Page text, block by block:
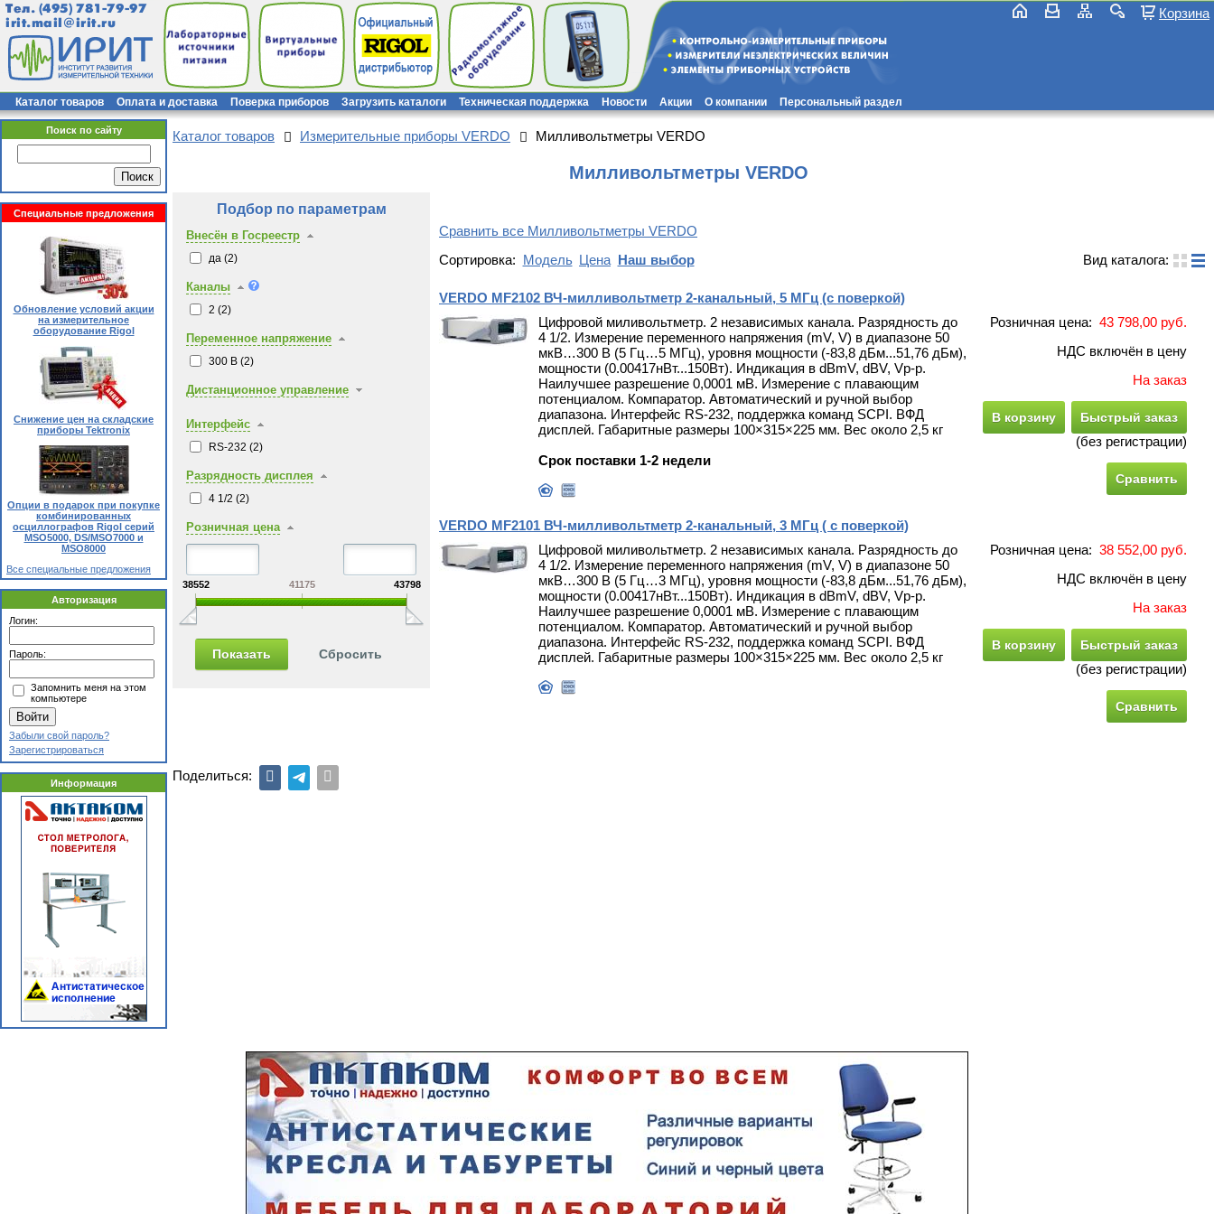
Тел. (495) 781-79-97
irit.mail@irit.ru
Корзина
Каталог товаров Оплата и доставка Поверка приборов Загрузить каталоги Техническая поддержка Новости Акции О компании Персональный раздел
Поиск по сайту
Специальные предложения
Обновление условий акции
на измерительное
оборудование Rigol
Снижение цен на складские
приборы Tektronix
Опции в подарок при покупке
комбинированных
осциллографов Rigol серий
MSO5000, DS/MSO7000 и
MSO8000
Все специальные предложения
Авторизация
Логин:
Пароль:
Запомнить меня на этом
компьютере
Забыли свой пароль?
Зарегистрироваться
Информация
Каталог товаров Измерительные приборы VERDO Милливольтметры VERDO
Милливольтметры VERDO
Подбор по параметрам
Внесён в Госреестр
да (2)
Каналы
2 (2)
Переменное напряжение
300 В (2)
Дистанционное управление
Интерфейс
RS-232 (2)
Разрядность дисплея
4 1/2 (2)
Розничная цена
38552 41175 43798
Сравнить все Милливольтметры VERDO
Вид каталога:
Сортировка: Модель Цена Наш выбор
VERDO MF2102 ВЧ-милливольтметр 2-канальный, 5 МГц (с поверкой)
Цифровой миливольтметр. 2 независимых канала. Разрядность до
4 1/2. Измерение переменного напряжения (mV, V) в диапазоне 50
мкВ…300 В (5 Гц…5 МГц), уровня мощности (-83,8 дБм...51,76 дБм),
мощности (0.00417нВт...150Вт). Индикация в dBmV, dBV, Vp-p.
Наилучшее разрешение 0,0001 мВ. Измерение с плавающим
потенциалом. Компаратор. Автоматический и ручной выбор
диапазона. Интерфейс RS-232, поддержка команд SCPI. ВФД
дисплей. Габаритные размеры 100×315×225 мм. Вес около 2,5 кг
Срок поставки 1-2 недели
Розничная цена: 43 798,00 руб.
НДС включён в цену
На заказ
В корзину Быстрый заказ
(без регистрации)
Сравнить
VERDO MF2101 ВЧ-милливольтметр 2-канальный, 3 МГц ( с поверкой)
Цифровой миливольтметр. 2 независимых канала. Разрядность до
4 1/2. Измерение переменного напряжения (mV, V) в диапазоне 50
мкВ…300 В (5 Гц…3 МГц), уровня мощности (-83,8 дБм...51,76 дБм),
мощности (0.00417нВт...150Вт). Индикация в dBmV, dBV, Vp-p.
Наилучшее разрешение 0,0001 мВ. Измерение с плавающим
потенциалом. Компаратор. Автоматический и ручной выбор
диапазона. Интерфейс RS-232, поддержка команд SCPI. ВФД
дисплей. Габаритные размеры 100×315×225 мм. Вес около 2,5 кг
Розничная цена: 38 552,00 руб.
НДС включён в цену
На заказ
В корзину Быстрый заказ
(без регистрации)
Сравнить
Поделиться: